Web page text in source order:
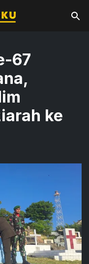
67
ke